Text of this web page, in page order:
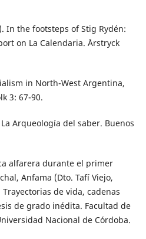
In the footsteps of Stig Rydén:
on La Calendaria. Årstryck
in North-West Argentina,
3: 67-90.
Arqueología del saber. Buenos
alfarera durante el primer
Anfama (Dto. Tafí Viejo,
de vida, cadenas
de grado inédita. Facultad de
Nacional de Córdoba.